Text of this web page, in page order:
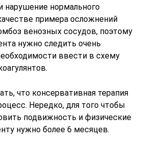
нарушение нормального
примера осложнений
венозных сосудов, поэтому
нужно следить очень
ввести в схему
что консервативная терапия
Нередко, для того чтобы
подвижность и физические
нужно более 6 месяцев.